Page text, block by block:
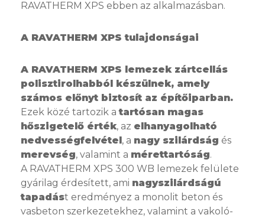
RAVATHERM XPS ebben az alkalmazásban.
A RAVATHERM XPS tulajdonságai
A RAVATHERM XPS lemezek zártcellás
polisztirolhabból készülnek, amely
számos előnyt biztosít az építőiparban.
Ezek közé tartozik atartósan magas
hőszigetelő érték, az elhanyagolható
nedvességfelvétel , a nagy szilárdság és
merevség, valamint a mérettartóság.
A RAVATHERM XPS 300 WB lemezek felülete
gyárilag érdesített, ami nagyszilárdságú
tapadást eredményez a monolit beton és
vasbeton szerkezetekhez, valamint a vakoló-